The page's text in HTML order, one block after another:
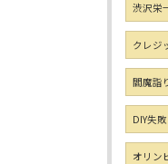
渋沢栄
クレジ
閻魔詣
DIY失敗
オリン